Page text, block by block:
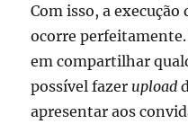
Com isso, a
ocorre perfeitamente.
em compartilhar
possível fazer upload
apresentar aos